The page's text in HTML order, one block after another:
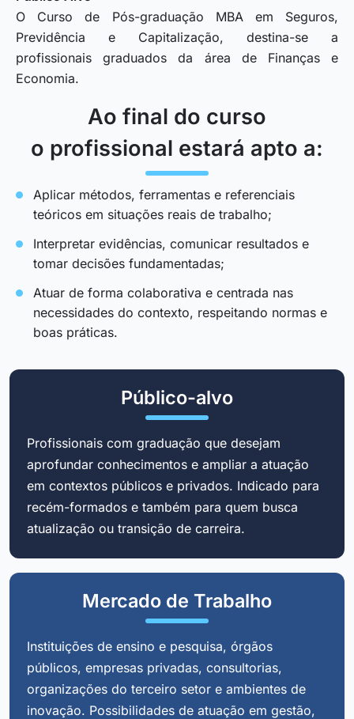
O Curso de Pós-graduação MBA em Seguros,
Previdência e Capitalização, destina-se a
profissionais graduados da área de Finanças e
Economia.
Ao final do curso
o profissional estará apto a:
Aplicar métodos, ferramentas e referenciais
teóricos em situações reais de trabalho;
Interpretar evidências, comunicar resultados e
tomar decisões fundamentadas;
Atuar de forma colaborativa e centrada nas
necessidades do contexto, respeitando normas e
boas práticas.
Público-alvo
Profissionais com graduação que desejam
aprofundar conhecimentos e ampliar a atuação
em contextos públicos e privados. Indicado para
recém-formados e também para quem busca
atualização ou transição de carreira.
Mercado de Trabalho
Instituições de ensino e pesquisa, órgãos
públicos, empresas privadas, consultorias,
organizações do terceiro setor e ambientes de
inovação. Possibilidades de atuação em gestão,